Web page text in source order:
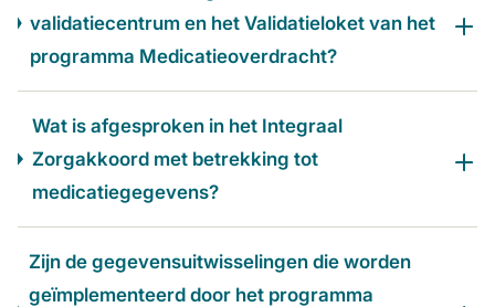
validatiecentrum en het Validatieloket van het
programma Medicatieoverdracht?
Wat is afgesproken in het Integraal
Zorgakkoord met betrekking tot
medicatiegegevens?
Zijn de gegevensuitwisselingen die worden
geïmplementeerd door het programma